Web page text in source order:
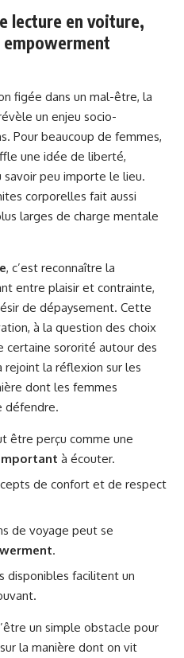
lecture en voiture,
figée dans un mal-être, la
un enjeu socio-
Pour beaucoup de femmes,
une idée de liberté,
savoir peu importe le lieu.
corporelles fait aussi
larges de charge mentale
, c’est reconnaître la
entre plaisir et contrainte,
de dépaysement. Cette
à la question des choix
certaine sororité autour des
rejoint la réflexion sur les
dont les femmes
défendre.
être perçu comme une
à écouter.
de confort et de respect
de voyage peut se
.
disponibles facilitent un
un simple obstacle pour
la manière dont on vit